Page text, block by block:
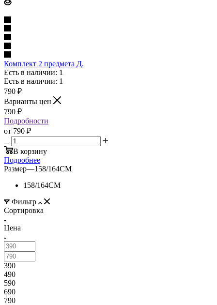
Комплект 2 предмета Д.
Есть в наличии: 1
Есть в наличии: 1
790 ₽
Варианты цен
790 ₽
Подробности
от 790 ₽
В корзину
Подробнее
Размер—158/164CM
158/164CM
Фильтр
Сортировка
Цена
390
490
590
690
790